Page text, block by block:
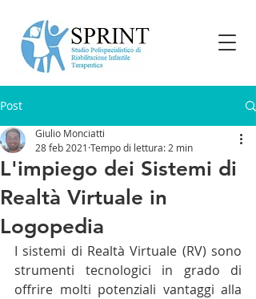
Post
L'impiego dei Sistemi di
Realtà Virtuale in
Logopedia
Giulio Monciatti
28 feb 2021 Tempo di lettura: 2 min
I sistemi di Realtà Virtuale (RV) sono
strumenti tecnologici in grado di
offrire molti potenziali vantaggi alla